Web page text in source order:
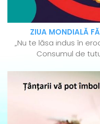
ZIUA MONDIALĂ
„Nu te lăsa indus în
Consumul de